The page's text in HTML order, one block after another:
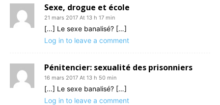
Sexe, drogue et école
21 mars 2017 At 13 h 17 min
[…] Le sexe banalisé? […]
Log in to leave a comment
Pénitencier: sexualité des prisonniers
16 mars 2017 At 13 h 50 min
[…] Le sexe banalisé? […]
Log in to leave a comment